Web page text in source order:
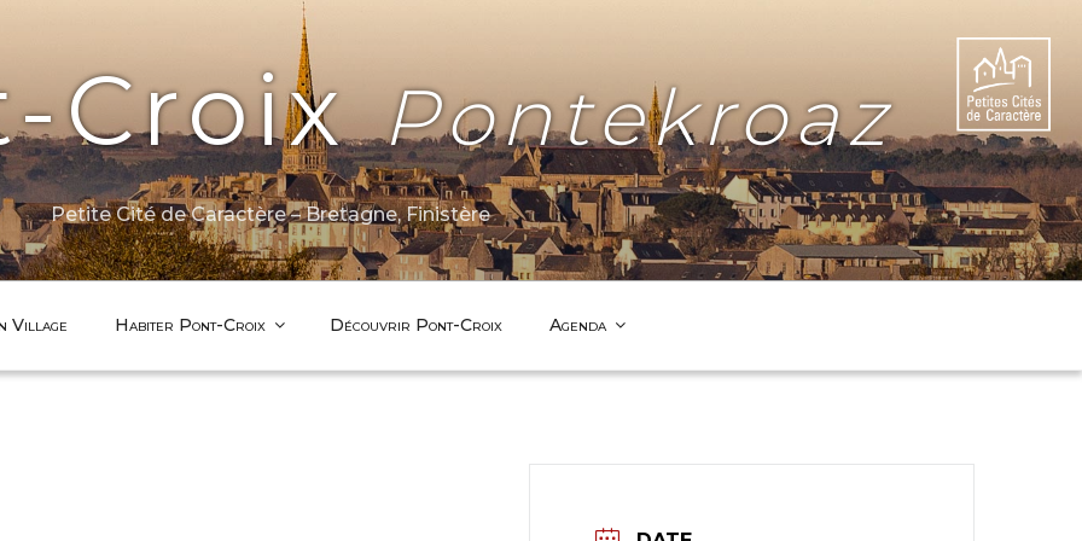
CroixPontekroaz
Petite Cité de Caractère – Bretagne, Finistère
Village Habiter Pont-Croix Découvrir Pont-Croix Agenda